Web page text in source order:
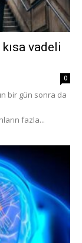
vadeli
0
bir gün sonra da
fazla...